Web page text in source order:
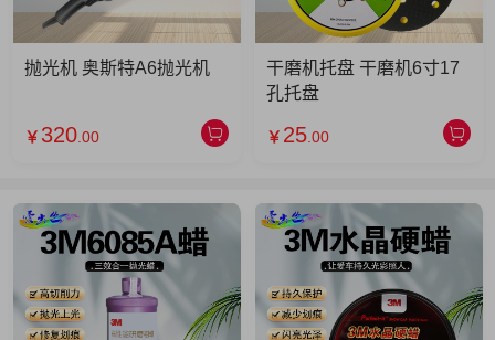
抛光机 奥斯特A6抛光机
￥ 320 .00
干磨机托盘 干磨机6寸17
孔托盘
￥ 25 .00